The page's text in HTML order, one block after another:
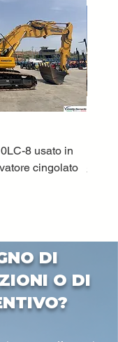
8 usato in
cingolato
Prezzo
DI
O DI